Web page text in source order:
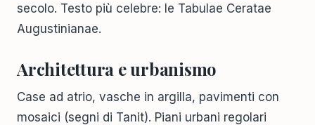
secolo. Testo più celebre: le Tabulae Ceratae
Augustinianae.
Architettura e urbanismo
Case ad atrio, vasche in argilla, pavimenti con
mosaici (segni di Tanit). Piani urbani regolari